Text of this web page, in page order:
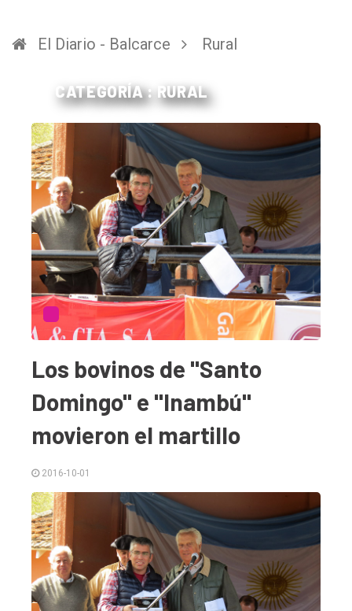
El Diario - Balcarce Rural
CATEGORÍA : RURAL
Los bovinos de "Santo
Domingo" e "Inambú"
movieron el martillo
2016-10-01